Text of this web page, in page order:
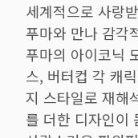
세계적으로 사랑
푸마와 만나 감각
푸마의 아이코닉
스, 버터컵 각 캐
지 스타일로 재해
를 더한 디자인이